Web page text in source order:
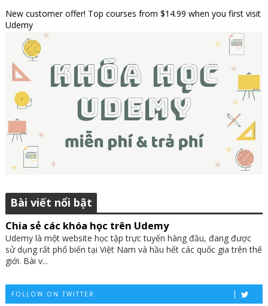
New customer offer! Top courses from $14.99 when you first visit
Udemy
Bài viết nổi bật
Chia sẻ các khóa học trên Udemy
Udemy là một website học tập trực tuyến hàng đầu, đang được
sử dụng rất phổ biến tại Việt Nam và hầu hết các quốc gia trên thế
giới. Bài v...
FOLLOW ON TWITTER